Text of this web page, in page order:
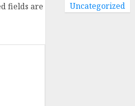
fields are
Uncategorized